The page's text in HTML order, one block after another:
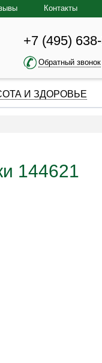
Контакты
+7 (495)
Обратный звонок
И ЗДОРОВЬЕ
144621